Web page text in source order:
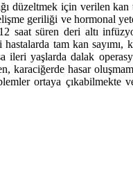
düzeltmek için verilen kan
geriliği ve hormonal
saat süren deri altı
tam kan
yaşlarda dalak
karaciğerde hasar
ortaya çıkabilmekte